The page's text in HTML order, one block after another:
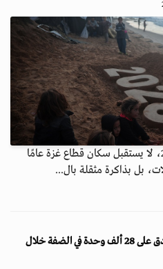
مع الساعات الأخيرة من عام 2025، لا يستقبل سكان قطاع غزة عامًا
بل بذاكرة مثقلة بال...
رقم قياسي للاستيطان.. إسرائيل تصادق على 28 ألف وحدة في الضفة خلال